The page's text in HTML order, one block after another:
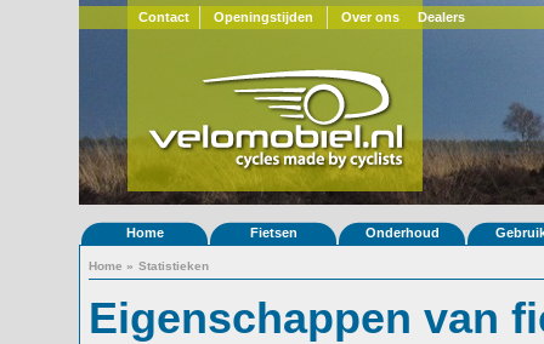
Contact Openingstijden Over ons Dealers
Home Fietsen Onderhoud
Home » Statistieken
Eigenschappen van